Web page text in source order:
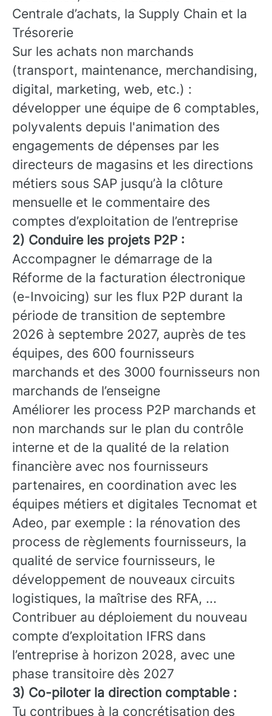
Centrale d’achats, la Supply Chain et la
Trésorerie
Sur les achats non marchands
(transport, maintenance, merchandising,
digital, marketing, web, etc.) :
développer une équipe de 6 comptables,
polyvalents depuis l'animation des
engagements de dépenses par les
directeurs de magasins et les directions
métiers sous SAP jusqu’à la clôture
mensuelle et le commentaire des
comptes d’exploitation de l’entreprise
2) Conduire les projets P2P :
Accompagner le démarrage de la
Réforme de la facturation électronique
(e-Invoicing) sur les flux P2P durant la
période de transition de septembre
2026 à septembre 2027, auprès de tes
équipes, des 600 fournisseurs
marchands et des 3000 fournisseurs non
marchands de l’enseigne
Améliorer les process P2P marchands et
non marchands sur le plan du contrôle
interne et de la qualité de la relation
financière avec nos fournisseurs
partenaires, en coordination avec les
équipes métiers et digitales Tecnomat et
Adeo, par exemple : la rénovation des
process de règlements fournisseurs, la
qualité de service fournisseurs, le
développement de nouveaux circuits
logistiques, la maîtrise des RFA, ...
Contribuer au déploiement du nouveau
compte d’exploitation IFRS dans
l’entreprise à horizon 2028, avec une
phase transitoire dès 2027
3) Co-piloter la direction comptable :
Tu contribues à la concrétisation des